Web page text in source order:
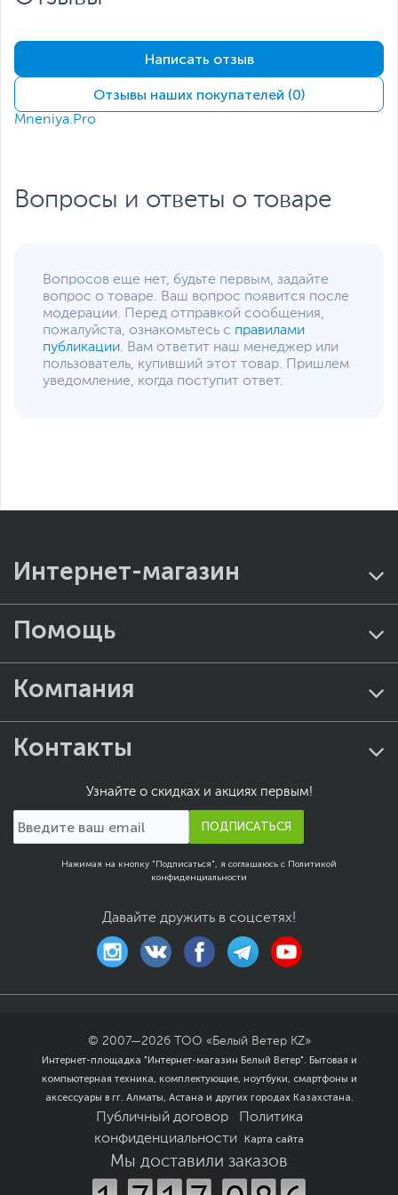
пожалуйста, выделите текст с ошибкой и нажмите Ctrl+Enter.
могут отличаться от указанных или могут быть изменены
производителем без отражения в каталоге интернет-магазина.
Написать отзыв
Отзывы наших покупателей (0)
Mneniya.Pro
Вопросы и ответы о товаре
Вопросов еще нет, будьте первым, задайте
вопрос о товаре. Ваш вопрос появится после
модерации. Перед отправкой сообщения,
пожалуйста, ознакомьтесь с правилами
публикации. Вам ответит наш менеджер или
пользователь, купивший этот товар. Пришлем
уведомление, когда поступит ответ.
Интернет-магазин
Помощь
Компания
Контакты
Узнайте о скидках и акциях первым!
ПОДПИСАТЬСЯ
Нажимая на кнопку "Подписаться", я соглашаюсь с Политикой
конфиденциальности
Давайте дружить в соцсетях!
© 2007—2026
ТОО «Белый Ветер KZ»
Интернет-площадка "Интернет-магазин Белый Ветер". Бытовая и
компьютерная техника, комплектующие, ноутбуки, смартфоны и
аксессуары в гг. Алматы, Астана и других городах Казахстана.
Публичный договор
Политика
конфиденциальности
Карта сайта
Мы доставили заказов